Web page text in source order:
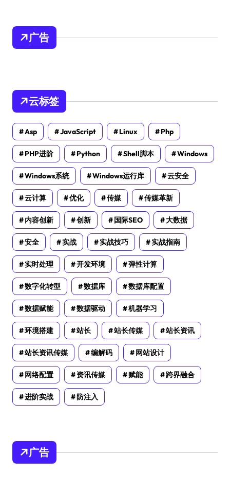
广告
云标签
Asp JavaScript Linux Php
PHP进阶 Python Shell脚本 Windows
Windows系统 Windows运行库 云安全
云计算 优化 传媒 传媒革新
内容创新 创新 国际SEO 大数据
安全 实战 实战技巧 实战指南
实时处理 开发环境 弹性计算
数字化转型 数据库 数据库配置
数据赋能 数据驱动 机器学习
环境搭建 站长 站长传媒 站长资讯
站长资讯传媒 编解码 网站设计
网络配置 资讯传媒 赋能 跨界融合
进阶实战 防注入
广告